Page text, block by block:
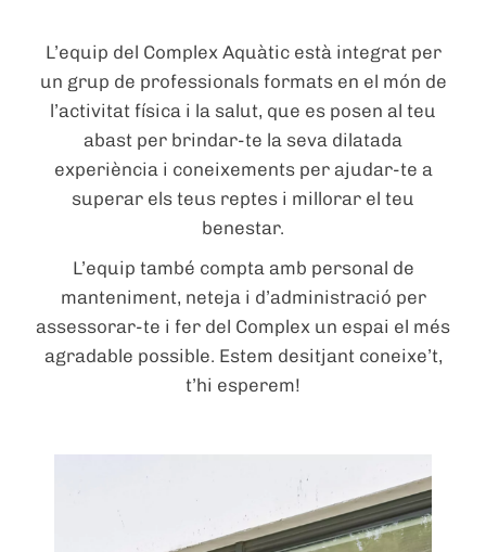
L’equip del Complex Aquàtic està integrat per
un grup de professionals formats en el món de
l’activitat física i la salut, que es posen al teu
abast per brindar-te la seva dilatada
experiència i coneixements per ajudar-te a
superar els teus reptes i millorar el teu
benestar.
L’equip també compta amb personal de
manteniment, neteja i d’administració per
assessorar-te i fer del Complex un espai el més
agradable possible. Estem desitjant coneixe’t,
t’hi esperem!